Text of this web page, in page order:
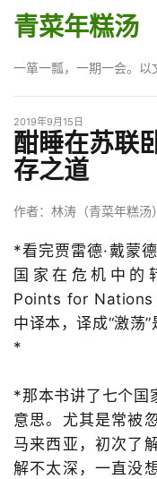
青菜年糕汤
一箪一瓢，一期一会。以
2019年9月15日
酣睡在苏联
存之道
作者：林涛（青菜年糕汤）
*看完贾雷德·戴蒙
国家在危机中的
Points for Nations
中译本，译成“激荡
*
*那本书讲了七个国
意思。尤其是常被
马来西亚，初次了
解不太深，一直没